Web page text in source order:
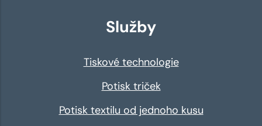
Služby
Tiskové technologie
Potisk triček
Potisk textilu od jednoho kusu